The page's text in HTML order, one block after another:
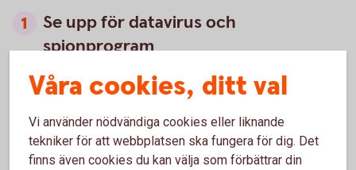
Se upp för datavirus och
spionprogram
Tänk till innan du laddar ner något, klickar på länkar
eller öppnar filer. Du kan få skadlig programvara som
bedragare tillgång till dina inloggnings- och
kontouppgifter. Prata med en vuxen innan du gör
Våra cookies, ditt val
Vi använder nödvändiga cookies eller liknande
tekniker för att webbplatsen ska fungera för dig. Det
finns även cookies du kan välja som förbättrar din